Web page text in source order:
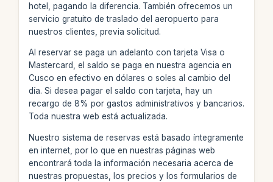
hotel, pagando la diferencia. También ofrecemos un
servicio gratuito de traslado del aeropuerto para
nuestros clientes, previa solicitud.
Al reservar se paga un adelanto con tarjeta Visa o
Mastercard, el saldo se paga en nuestra agencia en
Cusco en efectivo en dólares o soles al cambio del
día. Si desea pagar el saldo con tarjeta, hay un
recargo de 8% por gastos administrativos y bancarios.
Toda nuestra web está actualizada.
Nuestro sistema de reservas está basado íntegramente
en internet, por lo que en nuestras páginas web
encontrará toda la información necesaria acerca de
nuestras propuestas, los precios y los formularios de